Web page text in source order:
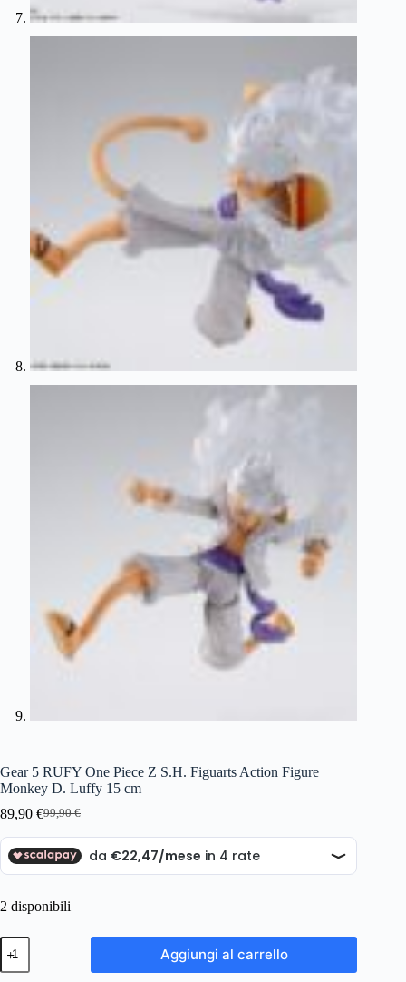
Gear 5 RUFY One Piece Z S.H. Figuarts Action Figure
Monkey D. Luffy 15 cm
99,90€
Il
prezzo
originale
era:
89,90 €Il
prezzo
attuale
è:
2 disponibili
Gear
RUFY
Aggiungi al carrello